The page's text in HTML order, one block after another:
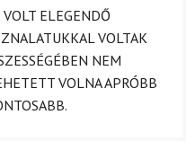
ELEGENDŐ
VOLTAK
NEM
VOLNA APRÓBB